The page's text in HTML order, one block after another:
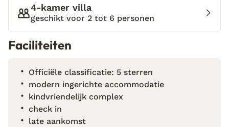
azuurblauwe zee? Het goudgele strand ligt op
loopafstand. Of maak een rit langs de kust om de
mooiste baaitjes en verborgen plekjes te ontdekken.
Eén ding is zeker: thuiskomen in deze villa voelt
ontspanning in de prachtige omgeving van Cyprus.
Welkom in jouw eigen stukje paradijs.
4-kamer villa
geschikt voor 2 tot 6 personen
Faciliteiten
Officiële classificatie: 5 sterren
modern ingerichte accommodatie
kindvriendelijk complex
check in
late aankomst